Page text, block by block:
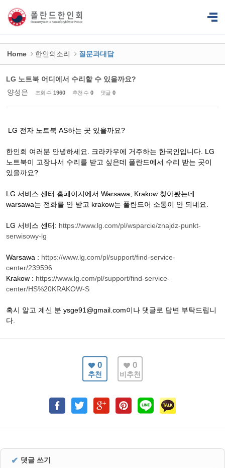
Home 한인의소리 질문과대답
LG 노트북 어디에서 수리할 수 있을까요?
양성은
조회 수 1960 추천 수 0 댓글 0
LG 전자 노트북 AS하는 곳 있을까요?
한인회 여러분 안녕하세요. 크라카우에 거주하는 한국인입니다. LG
노트북이 고장나서 수리를 받고 싶은데 폴란드에서 수리 받는 곳이
있을까요?
LG 서비스 센터 홈페이지에서 Warsawa, Krakow 찾아봤는데
warsawa는 전화를 안 받고 krakow는 폴란드어 소통이 안 되네요.
LG 서비스 센터: https://www.lg.com/pl/wsparcie/znajdz-punkt-
serwisowy-lg
Warsawa : https://www.lg.com/pl/support/find-service-
center/239596
Krakow : https://www.lg.com/pl/support/find-service-
center/HS%20KRAKOW-S
혹시 알고 계신 분 ysge91@gmail.com이나 댓글로 답변 부탁드립니
다.
0
추천
0
비추천
✔ 댓글 쓰기